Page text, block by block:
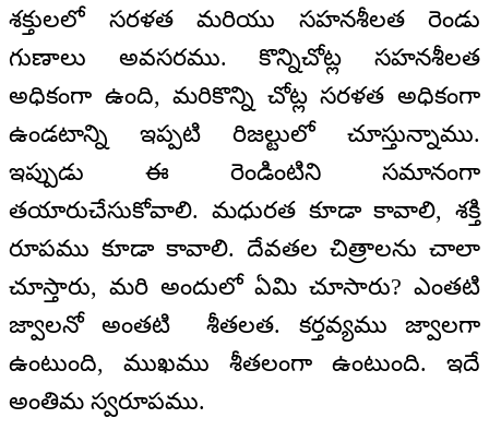
శక్తులలో సరళత మరియు సహనశీలత రెండు
గుణాలు అవసరము. కొన్నిచోట్ల సహనశీలత
అధికంగా ఉంది, మరికొన్ని చోట్ల సరళత అధికంగా
ఉండటాన్ని ఇప్పటి రిజల్టులో చూస్తున్నాము.
ఇప్పుడు ఈ రెండింటిని సమానంగా
తయారుచేసుకోవాలి. మధురత కూడా కావాలి, శక్తి
రూపము కూడా కావాలి. దేవతల చిత్రాలను చాలా
చూస్తారు, మరి అందులో ఏమి చూసారు? ఎంతటి
జ్వాలనో అంతటి శీతలత. కర్తవ్యము జ్వాలగా
ఉంటుంది, ముఖము శీతలంగా ఉంటుంది. ఇదే
అంతిమ స్వరూపము.